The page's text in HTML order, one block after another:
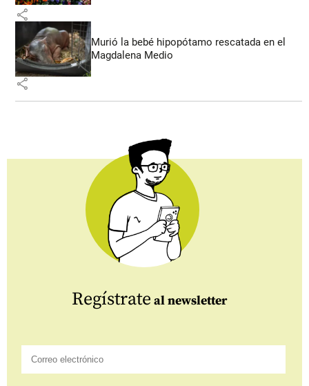
share
Murió la bebé hipopótamo rescatada en el
Magdalena Medio
share
Regístrate al newsletter